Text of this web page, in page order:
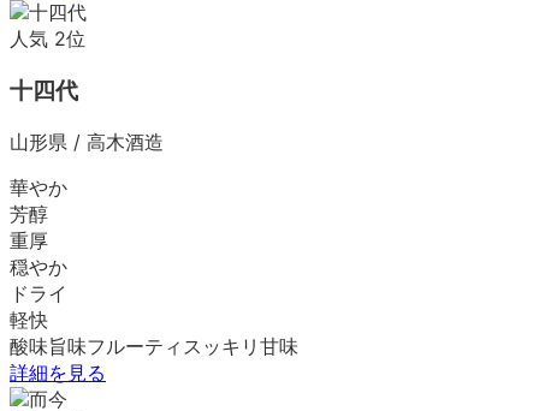
人気 2位
十四代
山形県 / 高木酒造
華やか
芳醇
重厚
穏やか
ドライ
軽快
酸味旨味フルーティ スッキリ 甘味
詳細を見る